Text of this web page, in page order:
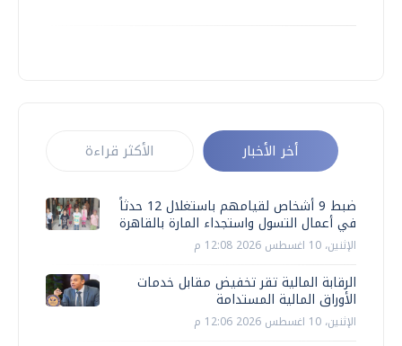
أخر الأخبار الأكثر قراءة
ضبط 9 أشخاص لقيامهم باستغلال 12 حدثاً
في أعمال التسول واستجداء المارة بالقاهرة
الإثنين، 10 اغسطس 2026 12:08 م
الرقابة المالية تقر تخفيض مقابل خدمات
الأوراق المالية المستدامة
الإثنين، 10 اغسطس 2026 12:06 م